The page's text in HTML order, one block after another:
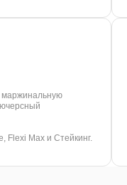
маржинальную
Flexi Max и Стейкинг.